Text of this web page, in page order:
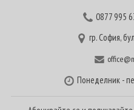
0877 995
гр. София,
Понеделник -